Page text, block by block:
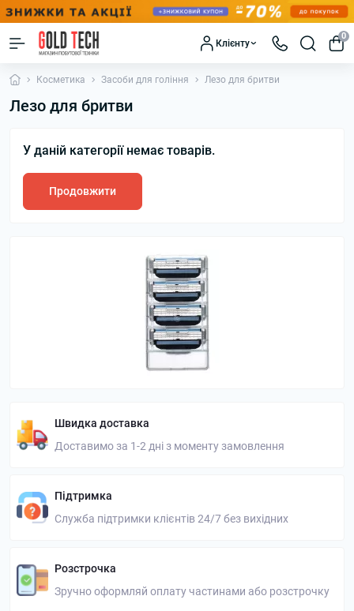
Клієнту
0
Косметика Засоби для гоління Лезо для бритви
Лезо для бритви
У даній категорії немає товарів.
Продовжити
Швидка доставка
Доставимо за 1-2 дні з моменту замовлення
Підтримка
Служба підтримки клієнтів 24/7 без вихідних
Розстрочка
Зручно оформляй оплату частинами або розстрочку